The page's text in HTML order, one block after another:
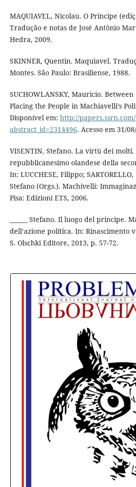
MAQUIAVEL, Nicolau. O Príncipe
Tradução e notas de José Antônio
Hedra, 2009.
SKINNER, Quentin. Maquiavel.
Montes. São Paulo: Brasiliense, 1988.
SUCHOWLANSKY, Mauricio.
Placing the People in Machiavelli’s
Disponível em: http://
abstract_id=2314496. Acesso em 31/
VISENTIN, Stefano. La virtù dei
repubblicanesimo olandese della
In: LUCCHESE, Filippo;
Stefano (Orgs.). Machivelli:
Pisa: Edizioni ETS, 2006.
______ Stefano. Il luogo del principe.
dell’azione política. In: Rinascimento
S. Olschki Editore, 2013, p. 57-72.